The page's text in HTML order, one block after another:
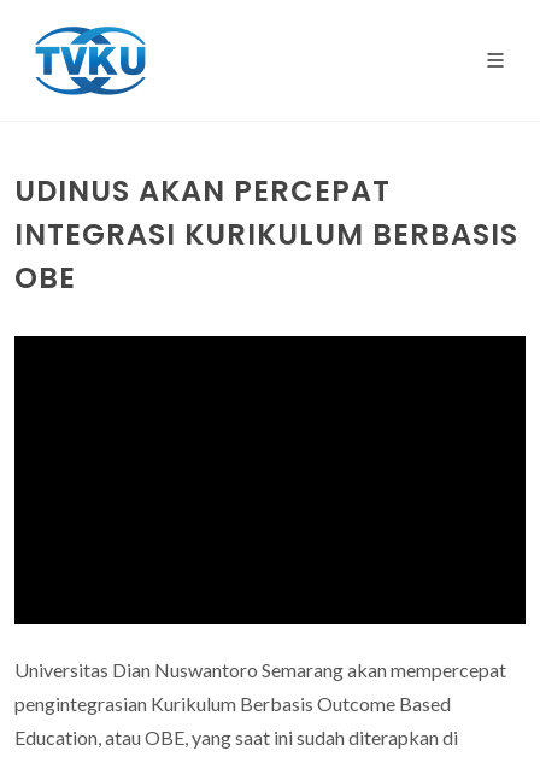
UDINUS AKAN PERCEPAT
INTEGRASI KURIKULUM BERBASIS
OBE
Universitas Dian Nuswantoro Semarang akan mempercepat
pengintegrasian Kurikulum Berbasis Outcome Based
Education, atau OBE, yang saat ini sudah diterapkan di